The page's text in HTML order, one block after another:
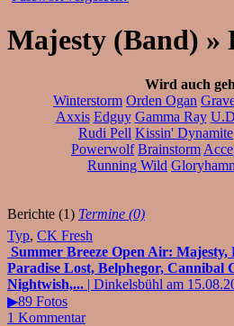
Majesty (Band) »
Wird auch
Winterstorm Orden Ogan
Axxis Edguy Gamma Ray
Rudi Pell Kissin' Dynamite
Powerwolf Brainstorm
Running Wild
Berichte (1) Termine (0)
Typ, CK Fresh
Summer Breeze Open Air:
Paradise Lost, Belphegor, Cannibal
Nightwish,... | Dinkelsbühl am
▶89 Fotos
1 Kommentar